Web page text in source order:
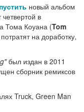
новый альбом
в
Тома Коуана (Tom
на доработку,
был издан в 2011
сборник ремиксов
Truck, Green Man